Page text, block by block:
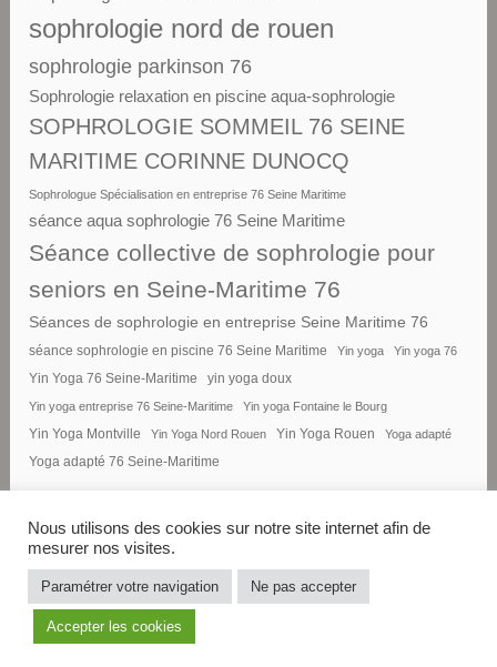
sophrologie nord de rouen
sophrologie parkinson 76
Sophrologie relaxation en piscine aqua-sophrologie
SOPHROLOGIE SOMMEIL 76 SEINE
MARITIME CORINNE DUNOCQ
Sophrologue Spécialisation en entreprise 76 Seine Maritime
séance aqua sophrologie 76 Seine Maritime
Séance collective de sophrologie pour
seniors en Seine-Maritime 76
Séances de sophrologie en entreprise Seine Maritime 76
séance sophrologie en piscine 76 Seine Maritime Yin yoga Yin yoga 76
Yin Yoga 76 Seine-Maritime yin yoga doux
Yin yoga entreprise 76 Seine-Maritime Yin yoga Fontaine le Bourg
Yin Yoga Montville Yin Yoga Nord Rouen Yin Yoga Rouen Yoga adapté
Yoga adapté 76 Seine-Maritime
FIÈREMENT PROPULSÉ PAR
WORDPRESS
| THÈME : DARA PAR
AUTOMATTIC
Nous utilisons des cookies sur notre site internet afin de
mesurer nos visites.
Paramétrer votre navigation Ne pas accepter
Accepter les cookies